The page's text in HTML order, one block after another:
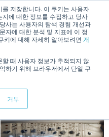
저장합니다. 이 쿠키는 사용자
에 대한 정보를 수집하고 당사
사는 사용자의 탐색 경험 개선과
자에 대한 분석 및 지표에 이 정
키에 대해 자세히 알아보려면 개
때 사용자 정보가 추적되지 않
하기 위해 브라우저에서 단일 쿠
거부
KOREAN / ENGLISH